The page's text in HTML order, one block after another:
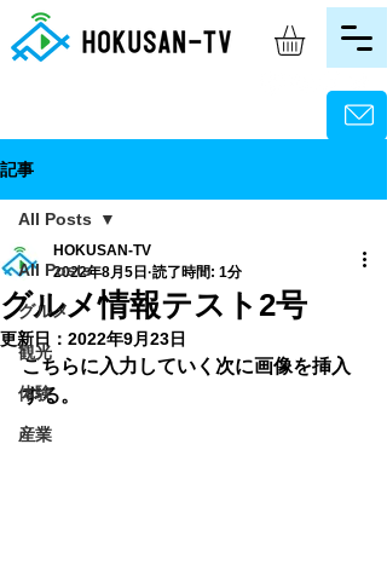
記事
All Posts
グルメ
観光
体験
産業
All Posts
グルメ情報テスト2号
HOKUSAN-TV
2022年8月5日 読了時間: 1分
更新日： 2022年9月23日
こちらに入力していく次に画像を挿入
する。